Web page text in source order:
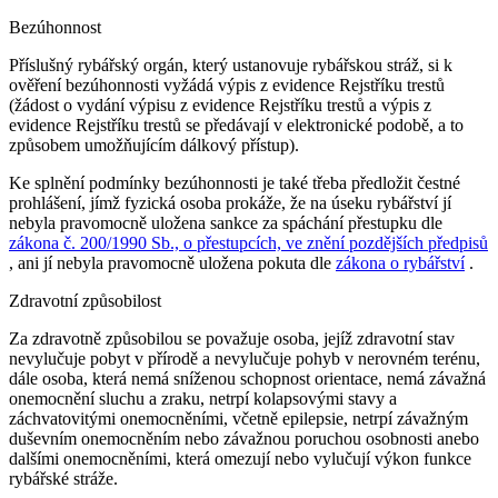
Bezúhonnost
Příslušný rybářský orgán, který ustanovuje rybářskou stráž, si k
ověření bezúhonnosti vyžádá výpis z evidence Rejstříku trestů
(žádost o vydání výpisu z evidence Rejstříku trestů a výpis z
evidence Rejstříku trestů se předávají v elektronické podobě, a to
způsobem umožňujícím dálkový přístup).
Ke splnění podmínky bezúhonnosti je také třeba předložit čestné
prohlášení, jímž fyzická osoba prokáže, že na úseku rybářství jí
nebyla pravomocně uložena sankce za spáchání přestupku dle
zákona č. 200/1990 Sb., o přestupcích, ve znění pozdějších předpisů
, ani jí nebyla pravomocně uložena pokuta dle zákona o rybářství.
Zdravotní způsobilost
Za zdravotně způsobilou se považuje osoba, jejíž zdravotní stav
nevylučuje pobyt v přírodě a nevylučuje pohyb v nerovném terénu,
dále osoba, která nemá sníženou schopnost orientace, nemá závažná
onemocnění sluchu a zraku, netrpí kolapsovými stavy a
záchvatovitými onemocněními, včetně epilepsie, netrpí závažným
duševním onemocněním nebo závažnou poruchou osobnosti anebo
dalšími onemocněními, která omezují nebo vylučují výkon funkce
rybářské stráže.